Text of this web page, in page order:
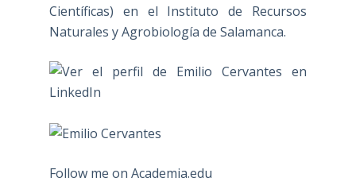
Científicas) en el Instituto de Recursos
Naturales y Agrobiología de Salamanca.
Follow me on Academia.edu